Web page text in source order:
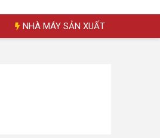
NHÀ MÁY SẢN XUẤT